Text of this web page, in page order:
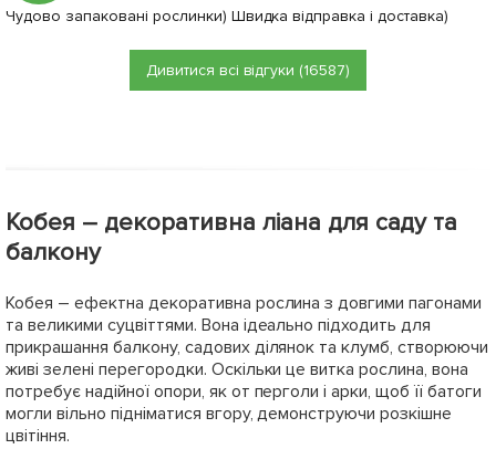
Чудово запаковані рослинки) Швидка відправка і доставка)
Дивитися всі відгуки (16587)
Кобея – декоративна ліана для саду та
балкону
Кобея – ефектна декоративна рослина з довгими пагонами
та великими суцвіттями. Вона ідеально підходить для
прикрашання балкону, садових ділянок та клумб, створюючи
живі зелені перегородки. Оскільки це витка рослина, вона
потребує надійної опори, як от перголи і арки, щоб її батоги
могли вільно підніматися вгору, демонструючи розкішне
цвітіння.